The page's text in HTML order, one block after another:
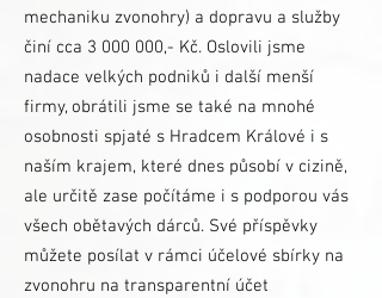
mechaniku zvonohry) a dopravu a služby
činí cca 3 000 000,- Kč. Oslovili jsme
nadace velkých podniků i další menší
firmy, obrátili jsme se také na mnohé
osobnosti spjaté s Hradcem Králové i s
naším krajem, které dnes působí v cizině,
ale určitě zase počítáme i s podporou vás
všech obětavých dárců. Své příspěvky
můžete posílat v rámci účelové sbírky na
zvonohru na transparentní účet